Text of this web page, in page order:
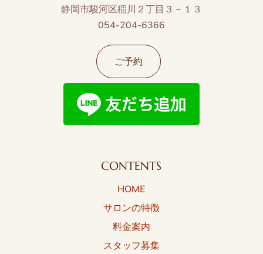
静岡市駿河区稲川２丁目３－１３
054-204-6366
ご予約
CONTENTS
HOME
サロンの特徴
料金案内
スタッフ募集